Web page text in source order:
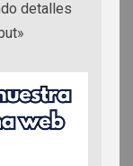
detalles